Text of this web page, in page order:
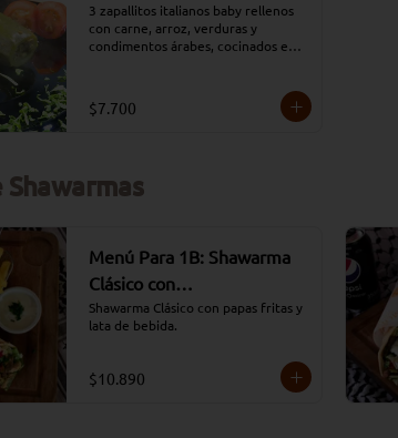
3 zapallitos italianos baby rellenos
con carne, arroz, verduras y
condimentos árabes, cocinados en
$7.700
Shawarmas
Menú Para 1B: Shawarma
Clásico con
acompañamiento de Papas
y Lata
Shawarma Clásico con papas fritas y
lata de bebida.
$10.890